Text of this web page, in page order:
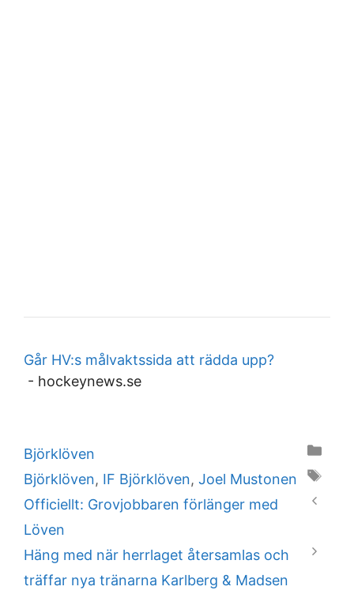
Går HV:s målvaktssida att rädda upp?
- hockeynews.se
Categories
Björklöven
Tags
Björklöven, IF Björklöven, Joel Mustonen
Officiellt: Grovjobbaren förlänger med
Löven
Häng med när herrlaget återsamlas och
träffar nya tränarna Karlberg & Madsen